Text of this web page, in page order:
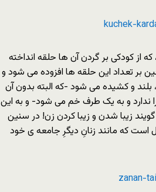
که از کودکى بر گردن آن ها حلقه انداخته
بر تعداد این حلقه ها افزوده مى شود و
و کشیده مى شود -که البته بدون آن
ندارد و به یک طرف خم مى شود- و به این
زیبا شدن و زیبا کردن زن! در سنین
است که مانند زنانِ دیگرِ جامعه ى خود